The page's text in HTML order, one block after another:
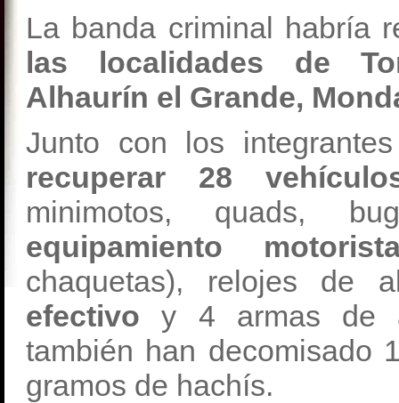
La banda criminal habría
las localidades de
Alhaurín el Grande,
Junto con los
recuperar 28
minimotos, quads,
equipamiento
chaquetas), relojes de
efectivo y 4 armas de
también han decomisado
gramos de hachís.